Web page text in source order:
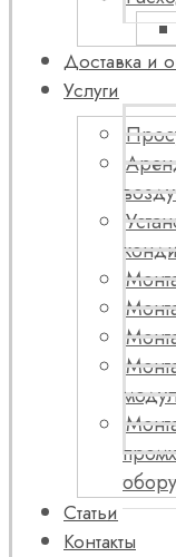
Доставка и
Услуги
Статьи
Контакты